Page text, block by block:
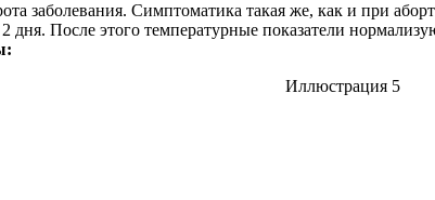
заболевания. Симптоматика такая же, как и при
дня. После этого температурные показатели